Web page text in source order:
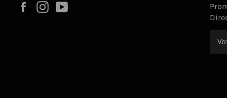
FacebookInstagram